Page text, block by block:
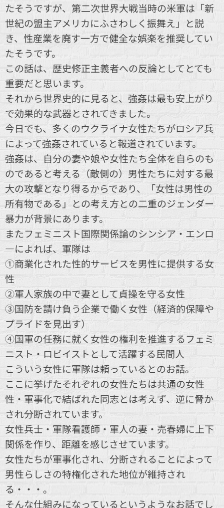
たそうですが、第二次世界大戦当時の米軍は「新
世紀の盟主アメリカにふさわしく振舞え」と説
き、性産業を廃す一方で健全な娯楽を推奨してい
たそうです。
この話は、歴史修正主義者への反論としてとても
重要だと思います。
それから世界史的に見ると、強姦は最も安上がり
で効果的な武器とされてきました。
今日でも、多くのウクライナ女性たちがロシア兵
によって強姦されていると報道されています。
強姦は、自分の妻や娘や女性たち全体を自らのも
のであると考える（敵側の）男性たちに対する最
大の攻撃となり得るからであり、「女性は男性の
所有物である」との考え方との二重のジェンダー
暴力が背景にあります。
またフェミニスト国際関係論のシンシア・エンロ
―によれば、軍隊は
①商業化された性的サービスを男性に提供する女
性
②軍人家族の中で妻として貞操を守る女性
③国防を請け負う企業で働く女性（経済的保障や
プライドを見出す）
④国軍の任務に就く女性の権利を推進するフェミ
ニスト・ロビイストとして活躍する民間人
こういう女性に軍隊は頼っているとのお話。
ここに挙げたそれぞれの女性たちは共通の女性
性・軍事化で結ばれた同志とは考えず、逆に脅か
され分断されています。
女性兵士・軍隊看護師・軍人の妻・売春婦に上下
関係を作り、距離を感じさせています。
女性たちが軍事化され、分断されることによって
男性らしさの特権化された地位が維持され
る・・・。
そんな仕組みになっているというようなお話でし